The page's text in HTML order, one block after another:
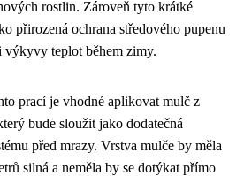
rostlin. Zároveň tyto krátké
přirozená ochrana středového pupenu
teplot během zimy.
prací je vhodné aplikovat mulč z
bude sloužit jako dodatečná
před mrazy. Vrstva mulče by měla
silná a neměla by se dotýkat přímo